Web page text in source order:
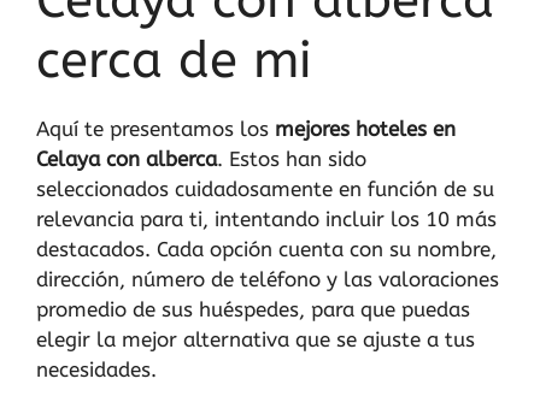
cerca de mi
Aquí te presentamos los mejores hoteles en
Celaya con alberca. Estos han sido
seleccionados cuidadosamente en función de su
relevancia para ti, intentando incluir los 10 más
destacados. Cada opción cuenta con su nombre,
dirección, número de teléfono y las valoraciones
promedio de sus huéspedes, para que puedas
elegir la mejor alternativa que se ajuste a tus
necesidades.